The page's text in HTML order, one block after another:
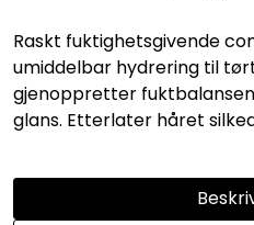
Raskt fuktighetsgivende
umiddelbar hydrering til
gjenoppretter
glans. Etterlater håret